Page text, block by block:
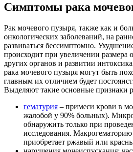
Симптомы рака
Рак мочевого пузыря, также как и
онкологических заболеваний, на
развиваться бессимптомно.
происходит при увеличении размера
других органов и развитии
рака мочевого пузыря могут быть
главным их отличием будет
Выделяют такие основные признаки
гематурия – примеси крови в
жалобой у 90% больных).
обнаружить только при
исследования.
приобретает ржавый или